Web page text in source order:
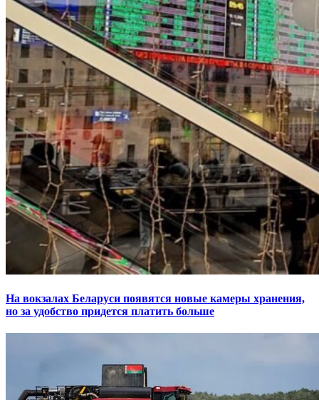
На вокзалах Беларуси появятся новые камеры хранения,
но за удобство придется платить больше